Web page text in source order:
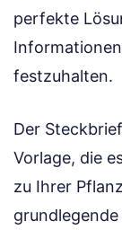
perfekte
festzuhalten.
Der
Vorlage, die
zu Ihrer